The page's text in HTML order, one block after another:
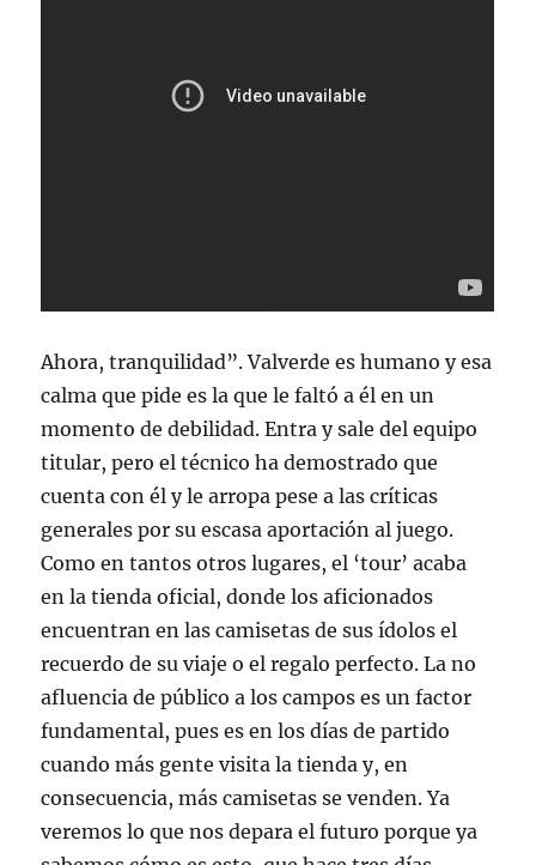
Ahora, tranquilidad”. Valverde es humano y esa
calma que pide es la que le faltó a él en un
momento de debilidad. Entra y sale del equipo
titular, pero el técnico ha demostrado que
cuenta con él y le arropa pese a las críticas
generales por su escasa aportación al juego.
Como en tantos otros lugares, el ‘tour’ acaba
en la tienda oficial, donde los aficionados
encuentran en las camisetas de sus ídolos el
recuerdo de su viaje o el regalo perfecto. La no
afluencia de público a los campos es un factor
fundamental, pues es en los días de partido
cuando más gente visita la tienda y, en
consecuencia, más camisetas se venden. Ya
veremos lo que nos depara el futuro porque ya